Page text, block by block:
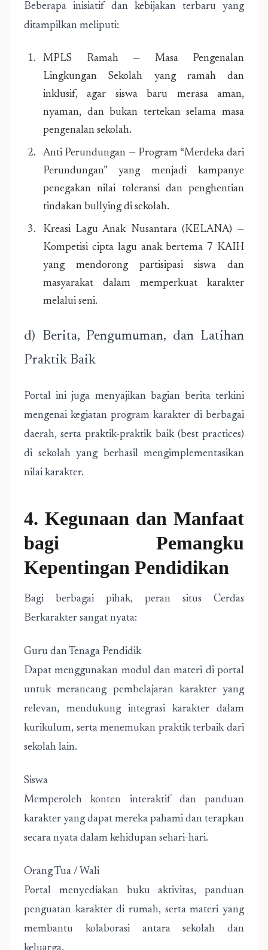
Beberapa inisiatif dan kebijakan terbaru yang
ditampilkan meliputi:
MPLS Ramah — Masa Pengenalan
Lingkungan Sekolah yang ramah dan
inklusif, agar siswa baru merasa aman,
nyaman, dan bukan tertekan selama masa
pengenalan sekolah.
Anti Perundungan — Program “Merdeka dari
Perundungan” yang menjadi kampanye
penegakan nilai toleransi dan penghentian
tindakan bullying di sekolah.
Kreasi Lagu Anak Nusantara (KELANA) —
Kompetisi cipta lagu anak bertema 7 KAIH
yang mendorong partisipasi siswa dan
masyarakat dalam memperkuat karakter
melalui seni.
d) Berita, Pengumuman, dan Latihan
Praktik Baik
Portal ini juga menyajikan bagian berita terkini
mengenai kegiatan program karakter di berbagai
daerah, serta praktik-praktik baik (best practices)
di sekolah yang berhasil mengimplementasikan
nilai karakter.
4. Kegunaan dan Manfaat
bagi Pemangku
Kepentingan Pendidikan
Bagi berbagai pihak, peran situs Cerdas
Berkarakter sangat nyata:
Guru dan Tenaga Pendidik
Dapat menggunakan modul dan materi di portal
untuk merancang pembelajaran karakter yang
relevan, mendukung integrasi karakter dalam
kurikulum, serta menemukan praktik terbaik dari
sekolah lain.
Siswa
Memperoleh konten interaktif dan panduan
karakter yang dapat mereka pahami dan terapkan
secara nyata dalam kehidupan sehari-hari.
Orang Tua / Wali
Portal menyediakan buku aktivitas, panduan
penguatan karakter di rumah, serta materi yang
membantu kolaborasi antara sekolah dan